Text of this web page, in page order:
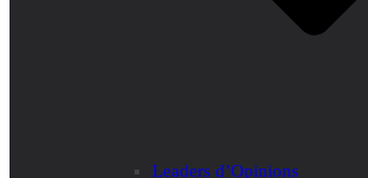
Leaders d’Opinions